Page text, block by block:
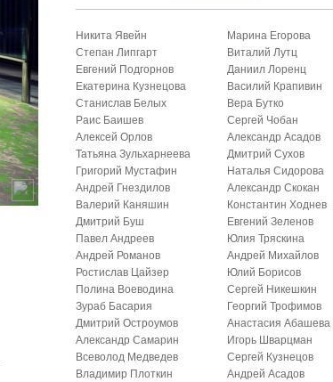
Никита Явейн
Степан Липгарт
Евгений Подгорнов
Екатерина Кузнецова
Станислав Белых
Раис Баишев
Алексей Орлов
Татьяна Зульхарнеева
Григорий Мустафин
Андрей Гнездилов
Валерий Каняшин
Дмитрий Буш
Павел Андреев
Андрей Романов
Ростислав Цайзер
Полина Воеводина
Зураб Басария
Дмитрий Остроумов
Александр Самарин
Всеволод Медведев
Владимир Плоткин
Марина Егорова
Виталий Лутц
Даниил Лоренц
Василий Крапивин
Вера Бутко
Сергей Чобан
Александр Асадов
Дмитрий Сухов
Наталья Сидорова
Александр Скокан
Константин Ходнев
Евгений Зеленов
Юлия Тряскина
Андрей Михайлов
Юлий Борисов
Сергей Никешкин
Георгий Трофимов
Анастасия Абашева
Игорь Шварцман
Сергей Кузнецов
Андрей Асадов